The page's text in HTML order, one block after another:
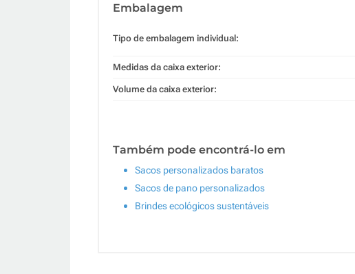
Embalagem
Tipo de embalagem individual:
Medidas da caixa exterior:
Volume da caixa exterior:
Também pode encontrá-lo em
Sacos personalizados baratos
Sacos de pano personalizados
Brindes ecológicos sustentáveis